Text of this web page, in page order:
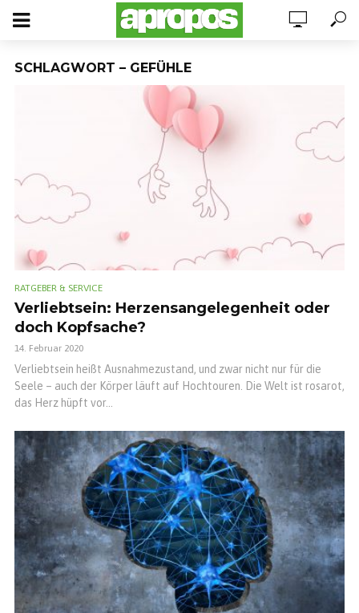
SCHLAGWORT – GEFÜHLE
RATGEBER & SERVICE
Verliebtsein: Herzensangelegenheit oder
doch Kopfsache?
14. Februar 2020
Verliebtsein heißt Ausnahmezustand, und zwar nicht nur für die
Seele – auch der Körper läuft auf Hochtouren. Die Welt ist rosarot,
das Herz hüpft vor...